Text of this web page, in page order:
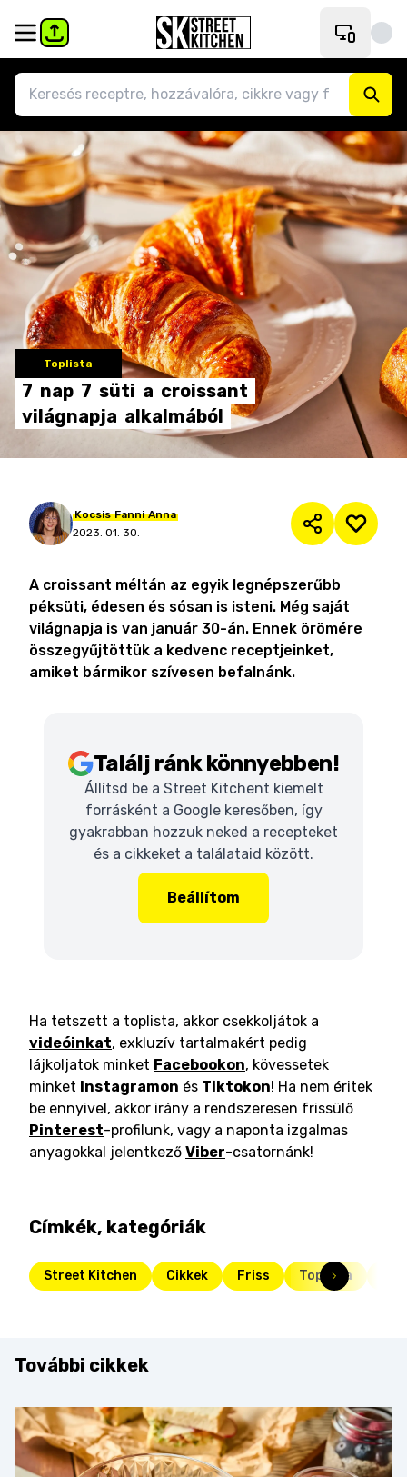
Toplista
7 nap 7 süti a croissant
világnapja alkalmából
Kocsis Fanni Anna
2023. 01. 30.
A croissant méltán az egyik legnépszerűbb
péksüti, édesen és sósan is isteni. Még saját
világnapja is van január 30-án. Ennek örömére
összegyűjtöttük a kedvenc receptjeinket,
amiket bármikor szívesen befalnánk.
Találj ránk könnyebben!
Állítsd be a Street Kitchent kiemelt
forrásként a Google keresőben, így
gyakrabban hozzuk neked a recepteket
és a cikkeket a találataid között.
Beállítom
Ha tetszett a toplista, akkor csekkoljátok a
videóinkat, exkluzív tartalmakért pedig
lájkoljatok minket Facebookon, kövessetek
minket Instagramon és Tiktokon! Ha nem éritek
be ennyivel, akkor irány a rendszeresen frissülő
Pinterest-profilunk, vagy a naponta izgalmas
anyagokkal jelentkező Viber-csatornánk!
Címkék, kategóriák
Street Kitchen Cikkek Friss Toplista
További cikkek